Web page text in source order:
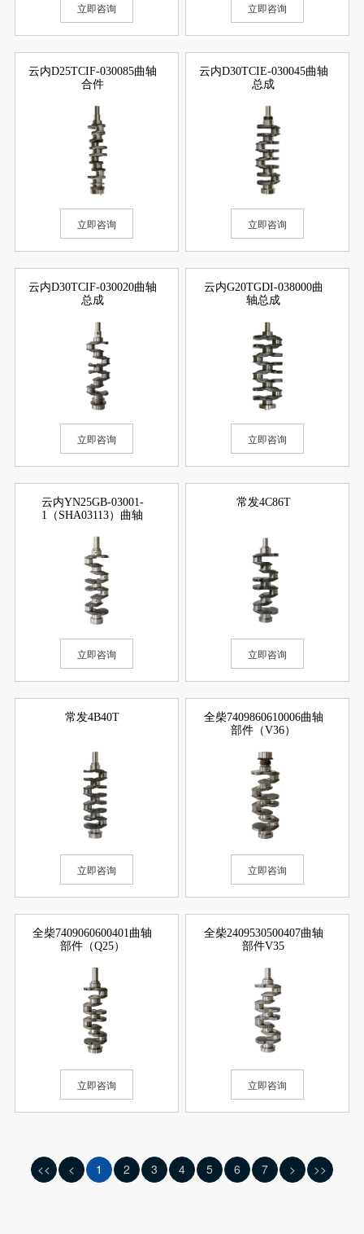
立即咨询 立即咨询
云内D25TCIF-030085曲轴
合件
立即咨询
云内D30TCIE-030045曲轴
总成
立即咨询
云内D30TCIF-030020曲轴
总成
立即咨询
云内G20TGDI-038000曲
轴总成
立即咨询
云内YN25GB-03001-
1（SHA03113）曲轴
立即咨询
常发4C86T
立即咨询
常发4B40T
立即咨询
全柴7409860610006曲轴
部件（V36）
立即咨询
全柴7409060600401曲轴
部件（Q25）
立即咨询
全柴2409530500407曲轴
部件V35
立即咨询
<< < 1 2 3 4 5 6 7 > >>